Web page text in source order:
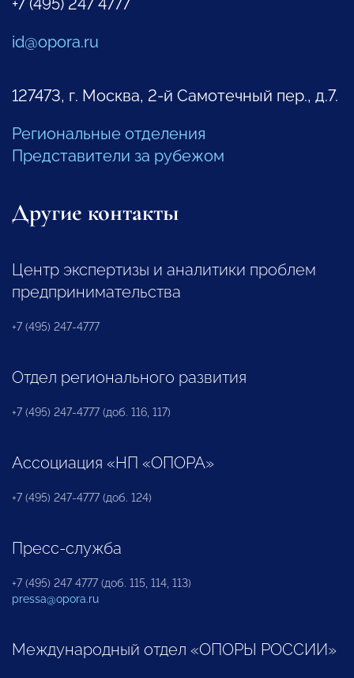
id@opora.ru
127473, г. Москва, 2-й Самотечный пер., д.7.
Региональные отделения
Представители за рубежом
Другие контакты
Центр экспертизы и аналитики проблем
предпринимательства
+7 (495) 247-4777
Отдел регионального развития
+7 (495) 247-4777 (доб. 116, 117)
Ассоциация «НП «ОПОРА»
+7 (495) 247-4777 (доб. 124)
Пресс-служба
+7 (495) 247 4777 (доб. 115, 114, 113)
pressa@opora.ru
Международный отдел «ОПОРЫ РОССИИ»